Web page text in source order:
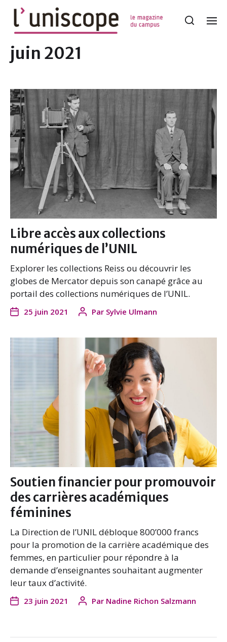
Libre accès aux collections
numériques de l’UNIL
Explorer les collections Reiss ou découvrir les
globes de Mercator depuis son canapé grâce au
portail des collections numériques de l’UNIL.
25 juin 2021 Par Sylvie Ulmann
Soutien financier pour promouvoir
des carrières académiques
féminines
La Direction de l’UNIL débloque 800’000 francs
pour la promotion de la carrière académique des
femmes, en particulier pour répondre à la
demande d’enseignantes souhaitant augmenter
leur taux d’activité.
23 juin 2021 Par Nadine Richon Salzmann